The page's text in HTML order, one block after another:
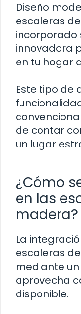
Diseño
escaleras
incorporado
innovadora
en tu hogar
Este tipo de
de contar
un lugar
¿Cómo
en las
madera?
La
escaleras
mediante
aprovecha
disponible.